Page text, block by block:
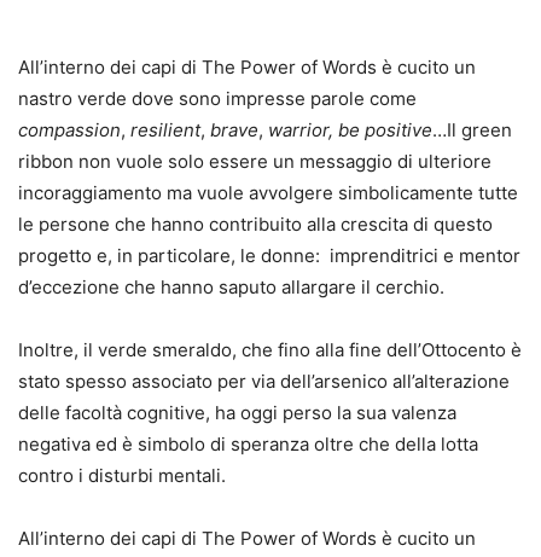
All’interno dei capi di The Power of Words è cucito un
nastro verde dove sono impresse parole come
compassion, resilient, brave, warrior, be positive…Il green
ribbon non vuole solo essere un messaggio di ulteriore
incoraggiamento ma vuole avvolgere simbolicamente tutte
le persone che hanno contribuito alla crescita di questo
progetto e, in particolare, le donne: imprenditrici e mentor
d’eccezione che hanno saputo allargare il cerchio.
Inoltre, il verde smeraldo, che fino alla fine dell’Ottocento è
stato spesso associato per via dell’arsenico all’alterazione
delle facoltà cognitive, ha oggi perso la sua valenza
negativa ed è simbolo di speranza oltre che della lotta
contro i disturbi mentali.
All’interno dei capi di The Power of Words è cucito un